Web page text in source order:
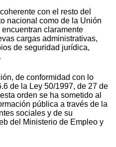
con el resto del
nacional como de la Unión
claramente
cargas administrativas,
de seguridad jurídica,
de conformidad con lo
de la Ley 50/1997, de 27 de
orden se ha sometido al
pública a través de la
sociales y de su
del Ministerio de Empleo y